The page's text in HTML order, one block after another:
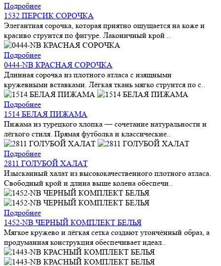
Подробнее
1532 ПЕРСИК СОРОЧКА
Элегантная сорочка, которая приятно ощущается на коже и
красиво струится по фигуре. Лаконичный крой ..
Подробнее
0444-NB КРАСНАЯ СОРОЧКА
Длинная сорочка из плотного атласа с изящными
кружевными вставками. Лёгкая ткань мягко струится по с..
Подробнее
1514 БЕЛАЯ ПИЖАМА
Пижама из турецкого хлопка — сочетание натуральности и
лёгкого стиля. Прямая футболка и классические..
Подробнее
2811 ГОЛУБОЙ ХАЛАТ
Изысканный халат из высококачественного плотного атласа.
Свободный крой и длина выше колена обеспечи..
Подробнее
1452-NB ЧЕРНЫЙ КОМПЛЕКТ БЕЛЬЯ
Мягкое кружево и лёгкая сетка создают утончённый образ, а
продуманная конструкция обеспечивает идеал..